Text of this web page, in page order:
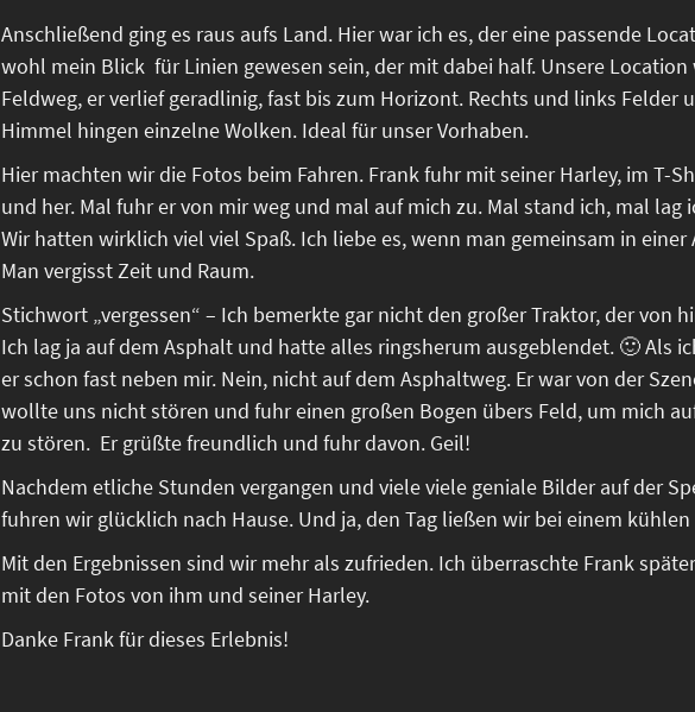
Anschließend ging es raus aufs Land. Hier war ich es, der eine passende
wohl mein Blick für Linien gewesen sein, der mit dabei half. Unsere
Feldweg, er verlief geradlinig, fast bis zum Horizont. Rechts und links Felder
Himmel hingen einzelne Wolken. Ideal für unser Vorhaben.
Hier machten wir die Fotos beim Fahren. Frank fuhr mit seiner Harley, im T-
und her. Mal fuhr er von mir weg und mal auf mich zu. Mal stand ich, mal lag
Wir hatten wirklich viel viel Spaß. Ich liebe es, wenn man gemeinsam in
Man vergisst Zeit und Raum.
Stichwort „vergessen“ – Ich bemerkte gar nicht den großer Traktor, der von
Ich lag ja auf dem Asphalt und hatte alles ringsherum ausgeblendet. 🙂 Als
er schon fast neben mir. Nein, nicht auf dem Asphaltweg. Er war von der
wollte uns nicht stören und fuhr einen großen Bogen übers Feld, um mich
zu stören. Er grüßte freundlich und fuhr davon. Geil!
Nachdem etliche Stunden vergangen und viele viele geniale Bilder auf der
fuhren wir glücklich nach Hause. Und ja, den Tag ließen wir bei einem
Mit den Ergebnissen sind wir mehr als zufrieden. Ich überraschte Frank
mit den Fotos von ihm und seiner Harley.
Danke Frank für dieses Erlebnis!